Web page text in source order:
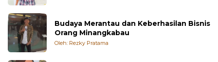
Budaya Merantau dan Keberhasilan Bisnis
Orang Minangkabau
Oleh: Rezky Pratama